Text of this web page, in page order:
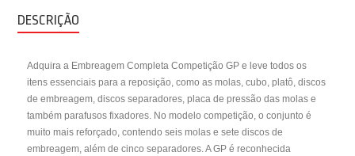
DESCRIÇÃO
Adquira a Embreagem Completa Competição GP e leve todos os
itens essenciais para a reposição, como as molas, cubo, platô, discos
de embreagem, discos separadores, placa de pressão das molas e
também parafusos fixadores. No modelo competição, o conjunto é
muito mais reforçado, contendo seis molas e sete discos de
embreagem, além de cinco separadores. A GP é reconhecida